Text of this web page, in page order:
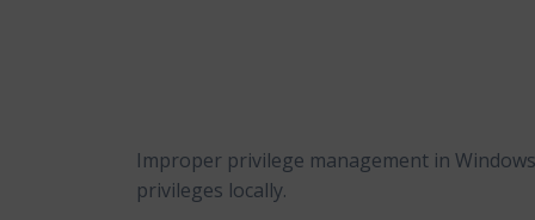
Improper privilege management in
privileges locally.